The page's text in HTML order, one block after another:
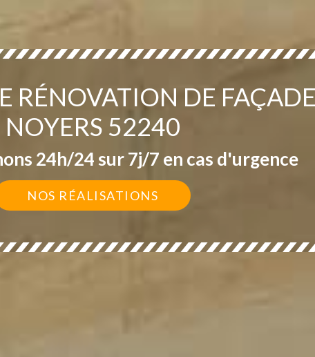
RÉNOVATION DE FAÇADE
NOYERS 52240
24h/24 sur 7j/7 en cas d'urgence
NOS RÉALISATIONS